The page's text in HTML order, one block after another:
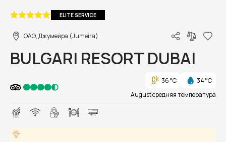
ELITE SERVICE
ОАЭ, Джумейра (Jumeira)
BULGARI RESORT DUBAI
36 °C
34 °C
August средняя температура